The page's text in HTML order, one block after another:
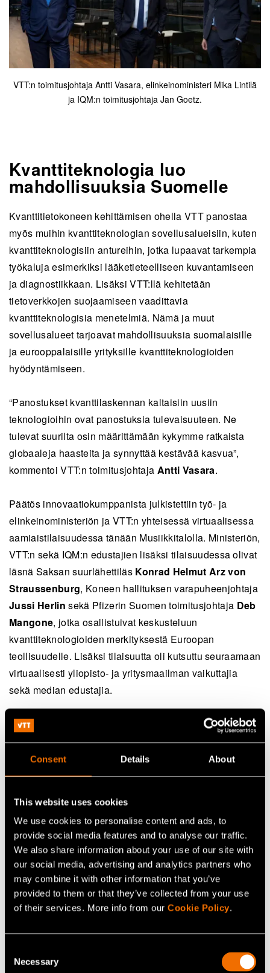
Consent Details About
This website uses cookies
We use cookies to personalise content and ads, to
provide social media features and to analyse our traffic.
We also share information about your use of our site with
our social media, advertising and analytics partners who
may combine it with other information that you’ve
provided to them or that they’ve collected from your use
of their services. More info from our Cookie Policy.
Selection
Necessary
VTT:n toimitusjohtaja Antti Vasara, elinkeinoministeri Mika Lintilä
ja IQM:n toimitusjohtaja Jan Goetz.
Kvanttiteknologia luo
mahdollisuuksia Suomelle
Kvanttitietokoneen kehittämisen ohella VTT panostaa
myös muihin kvanttiteknologian sovellusalueisiin, kuten
kvanttiteknologisiin antureihin, jotka lupaavat tarkempia
työkaluja esimerkiksi lääketieteelliseen kuvantamiseen
ja diagnostiikkaan. Lisäksi VTT:llä kehitetään
tietoverkkojen suojaamiseen vaadittavia
kvanttiteknologisia menetelmiä. Nämä ja muut
sovellusalueet tarjoavat mahdollisuuksia suomalaisille
ja eurooppalaisille yrityksille kvanttiteknologioiden
hyödyntämiseen.
“Panostukset kvanttilaskennan kaltaisiin uusiin
teknologioihin ovat panostuksia tulevaisuuteen. Ne
tulevat suurilta osin määrittämään kykymme ratkaista
globaaleja haasteita ja synnyttää kestävää kasvua”,
kommentoi VTT:n toimitusjohtaja Antti Vasara.
Päätös innovaatiokumppanista julkistettiin työ- ja
elinkeinoministeriön ja VTT:n yhteisessä virtuaalisessa
aamiaistilaisuudessa tänään Musiikkitalolla. Ministeriön,
VTT:n sekä IQM:n edustajien lisäksi tilaisuudessa olivat
läsnä Saksan suurlähettiläs Konrad Helmut Arz von
Straussenburg, Koneen hallituksen varapuheenjohtaja
Jussi Herlin sekä Pfizerin Suomen toimitusjohtaja Deb
Mangone, jotka osallistuivat keskusteluun
kvanttiteknologioiden merkityksestä Euroopan
teollisuudelle. Lisäksi tilaisuutta oli kutsuttu seuraamaan
virtuaalisesti yliopisto- ja yritysmaailman vaikuttajia
sekä median edustajia.
Lisätietoja
VTT
Himadri Majumdar, Manager, Quantum programs, puh.
040 658 9596
Ulla Henttonen, Communications Manager, puh. 040
183 2228,ulla-stina.henttonen@vtt.fi (16.11.)
Paula Bergqvist, Senior Specialist, Communications,
puh. 050 566 5160,paula.bergqvist@vtt.fi
(17.11.-20.11.)
Työ- ja elinkeinoministeriö